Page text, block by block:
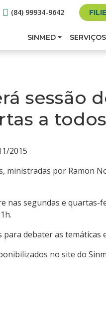
(84) 99934-9642
SINMED SERVIÇOS
sessão
a todos
2015
ministradas por Ramon
nas segundas e
debater as
no site do